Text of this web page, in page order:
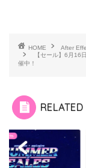
HOME
After
【セール】6月16
催中！